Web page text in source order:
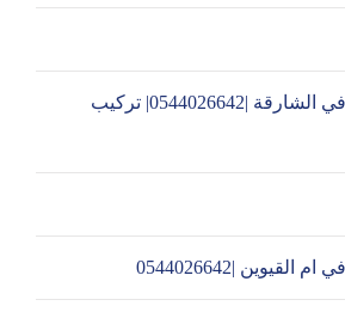
تركيب جبس بورد في الشارقة |0544026642| تركيب
|0544026642